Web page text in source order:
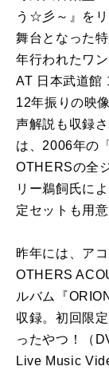
う☆彡～』を
舞台となった
年行われたワ
AT 日本武道館
12年振りの映
声解説も収録
は、2006年の
OTHERSの全
リー鵜飼氏に
定セットも用
昨年には、ア
OTHERS
ルバム『
収録。初回限
ったやつ！（
Live Music